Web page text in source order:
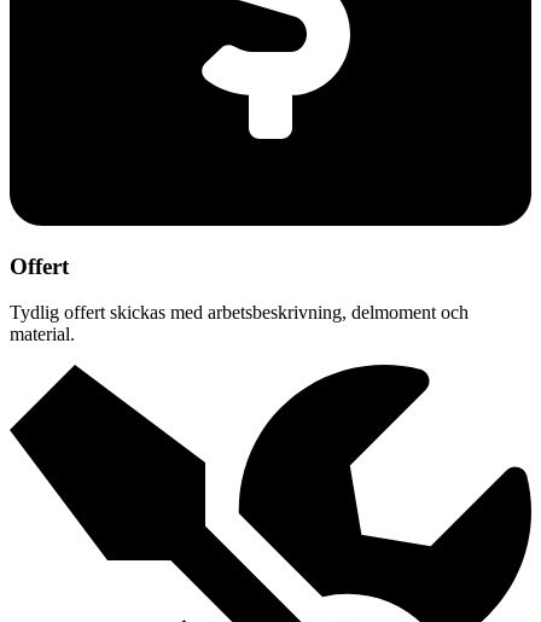
Offert
Tydlig offert skickas med arbetsbeskrivning, delmoment och
material.